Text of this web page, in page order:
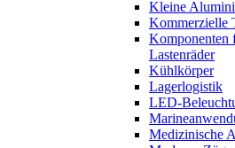
Kleine
Kommerzielle
Komponenten
Lastenräder
Kühlkörper
Lagerlogistik
LED-
Medizinische